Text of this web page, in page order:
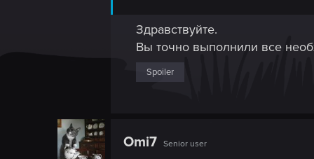
Здравствуйте.
Вы точно выполнили все
Spoiler
Omi7 Senior user